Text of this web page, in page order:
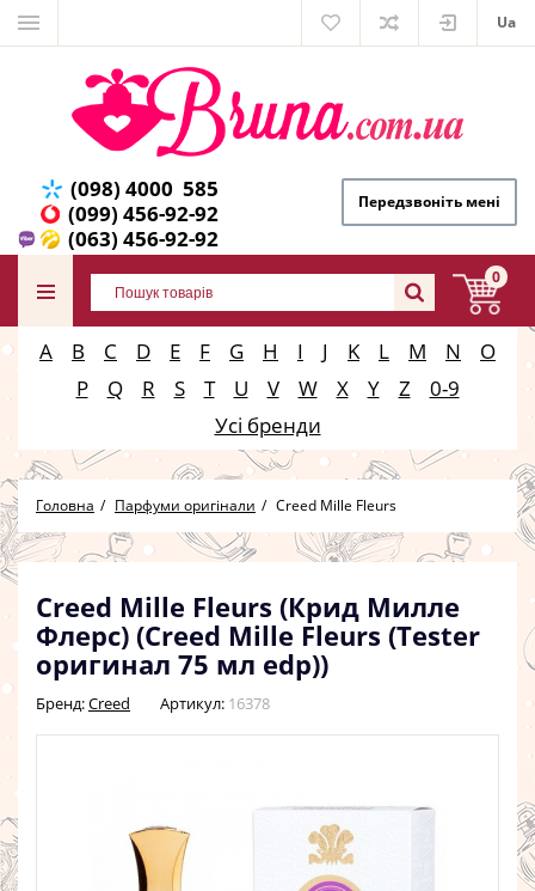
Ua
(098) 4000 585
(099) 456-92-92
(063) 456-92-92
Передзвоніть мені
0
A B C D E F G H I J K L M N
O
P
Q R S T U V W X Y Z
0-9
Усі бренди
Головна Парфуми оригінали Creed Mille Fleurs
Creed Mille Fleurs (Крид Милле
Флерс) (Creed Mille Fleurs (Tester
оригинал 75 мл edp))
Бренд:Creed Артикул: 16378